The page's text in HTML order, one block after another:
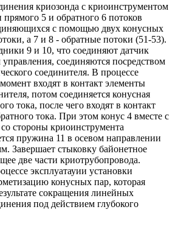
криозонда с криоинструментом
прямого 5 и обратного 6 потоков
с помощью двух конусных
а 7 и 8 - обратные потоки (51-53).
9 и 10, что соединяют датчик
соединяются посредством
соединителя. В процессе
входят в контакт элементы
потом соединяется конусная
тока, после чего входят в контакт
тока. При этом конус 4 вместе с
стороны криоинструмента
пружина 11 в осевом направлении
Завершает стыковку байонетное
две части криотрубопровода.
эксплуатауии установки
конусных пар, которая
сокращения линейных
под действием глубокого